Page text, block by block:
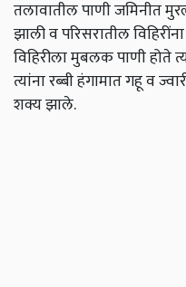
तलावातील पाणी जमिनीत
झाली व परिसरातील
विहिरीला मुबलक पाणी होते
त्यांना रब्बी हंगामात गहू व
शक्य झाले.